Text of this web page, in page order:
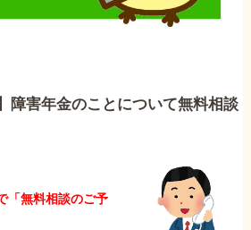
障害年金のことについて無料相談
「無料相談のご予